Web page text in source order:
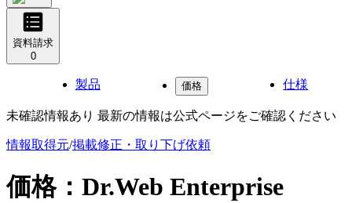
資料請求
0
製品 価格 仕様
未確認情報あり 最新の情報は公式ページをご確認ください
情報取得元/掲載修正・取り下げ依頼
価格： Dr.Web Enterprise